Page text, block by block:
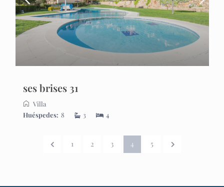
ses brises 31
Villa
Huéspedes: 8 3 4
1 2 3 4 5